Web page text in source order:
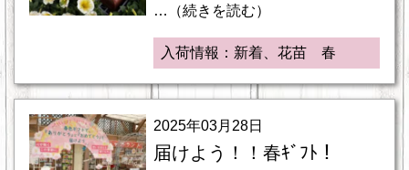
…（続きを読む）
入荷情報：新着、花苗 春
2025年03月28日
届けよう！！春ｷﾞﾌﾄ！